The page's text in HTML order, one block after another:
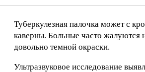
Туберкулезная палочка может с
каверны. Больные часто жалуются
довольно темной окраски.
Ультразвуковое исследование